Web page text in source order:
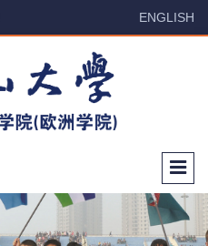
ENGLISH